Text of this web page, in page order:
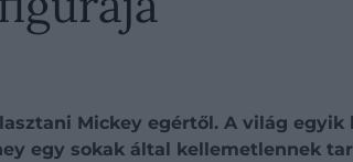
Mickey egértől. A világ
egy sokak által kellemetlennek